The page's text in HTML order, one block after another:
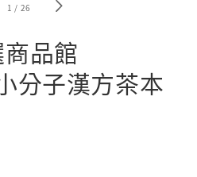
1 / 26
品館
分子漢方茶本